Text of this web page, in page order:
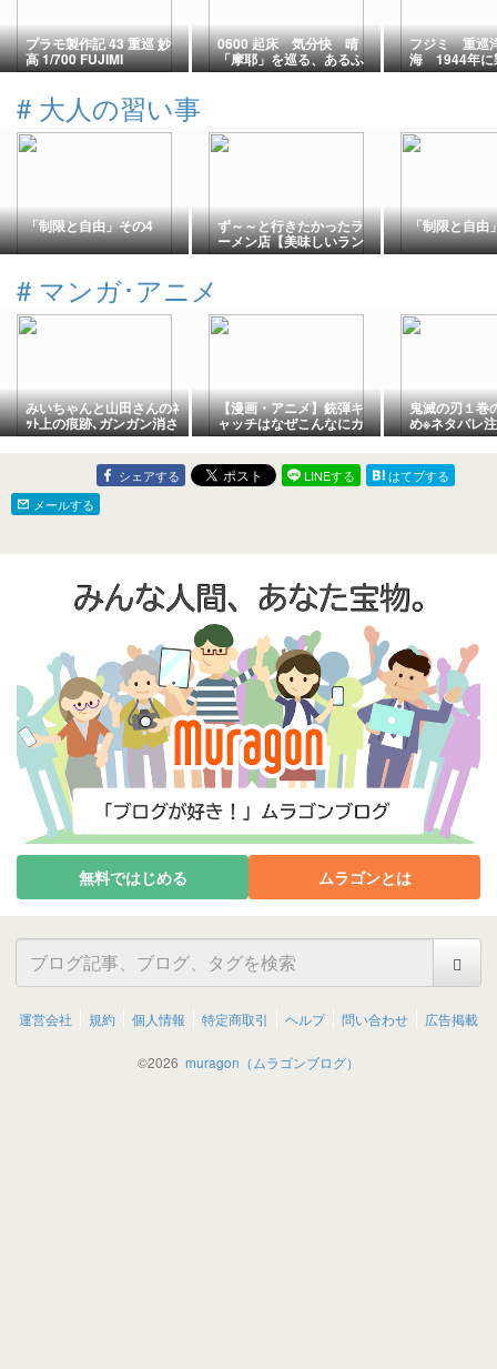
プラモ製作記 43 重巡 妙
高 1/700 FUJIMI
0600 起床 気分快 晴
「摩耶」を巡る、あるふ
たつの運命について①
フジミ 重巡
海 1944年に
# 大人の習い事
「制限と自由」その4 ず～～と行きたかったラ
ーメン店【美味しいラン
チシリーズ2026】
「制限と自由
# マンガ･アニメ
みいちゃんと山田さんのﾈ
ｯﾄ上の痕跡､ガンガン消さ
れ始める
【漫画・アニメ】銃弾キ
ャッチはなぜこんなにカ
ッコいい？読者が選ぶ名
シーンが話題【あにまん
ch】
鬼滅の刃１巻
め※ネタバレ
り家族が惨殺
に戻れなくな
シェアする LINEする
はてブする
メールする
無料ではじめる ムラゴンとは
運営会社 規約 個人情報 特定商取引 ヘルプ 問い合わせ 広告掲載
©2026 muragon（ムラゴンブログ）